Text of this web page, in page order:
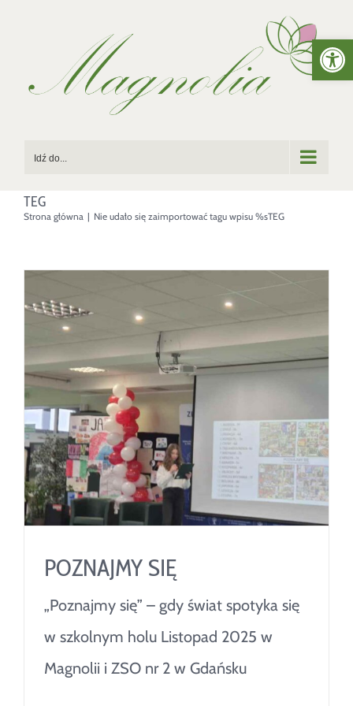
zawartości
Idź do...
TEG
Strona główna | Nie udało się zaimportować tagu wpisu %sTEG
POZNAJMY SIĘ
„Poznajmy się” – gdy świat spotyka się
w szkolnym holu Listopad 2025 w
Magnolii i ZSO nr 2 w Gdańsku